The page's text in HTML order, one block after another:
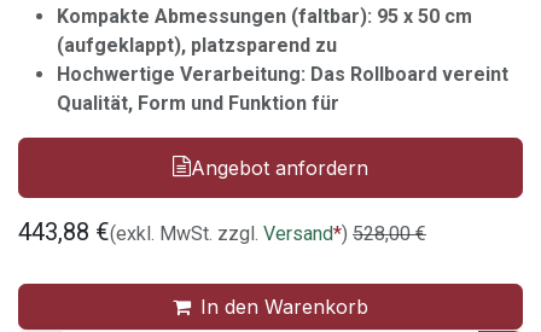
Kompakte Abmessungen (faltbar): 95 x 50 cm
(aufgeklappt), platzsparend zu
Hochwertige Verarbeitung: Das Rollboard vereint
Qualität, Form und Funktion für
Angebot anfordern
443,88 €(exkl. MwSt. zzgl. Versand*) 528,00€
In den Warenkorb